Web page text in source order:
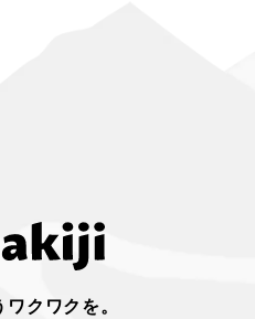
クワクを。